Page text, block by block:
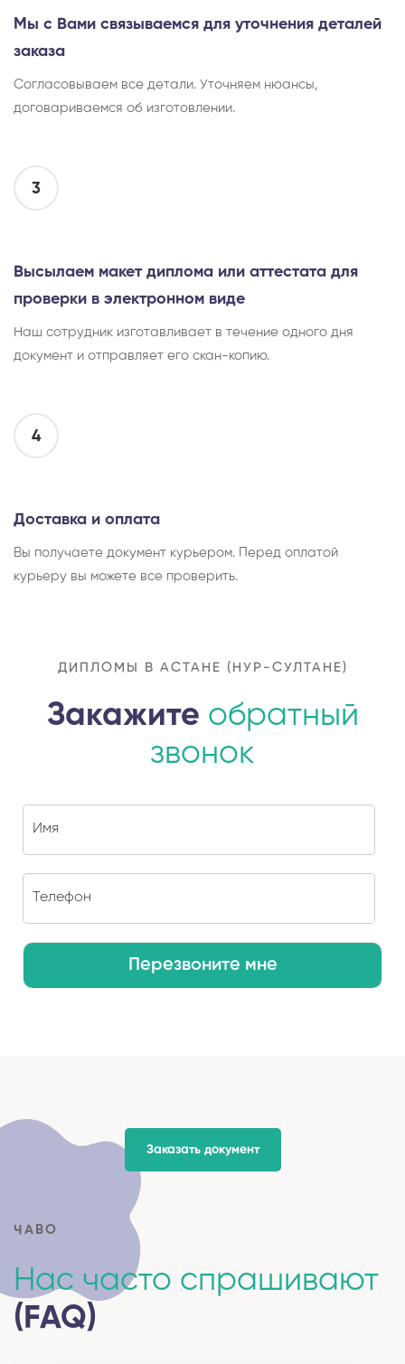
Мы с Вами связываемся для уточнения деталей
заказа
Согласовываем все детали. Уточняем нюансы,
договариваемся об изготовлении.
3
Высылаем макет диплома или аттестата для
проверки в электронном виде
Наш сотрудник изготавливает в течение одного дня
документ и отправляет его скан-копию.
4
Доставка и оплата
Вы получаете документ курьером. Перед оплатой
курьеру вы можете все проверить.
ДИПЛОМЫ В АСТАНЕ (НУР-СУЛТАНЕ)
Закажите обратный
звонок
Перезвоните мне
Заказать документ
ЧАВО
Нас часто спрашивают
(FAQ)